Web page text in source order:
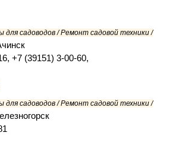
для садоводов / Ремонт садовой техники /
+7 (39151) 3-00-60,
для садоводов / Ремонт садовой техники /